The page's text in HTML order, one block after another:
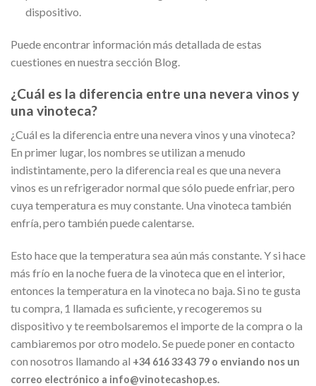
dispositivo.
Puede encontrar información más detallada de estas
cuestiones en nuestra sección Blog.
¿Cuál es la diferencia entre una nevera vinos y
una vinoteca?
¿Cuál es la diferencia entre una nevera vinos y una vinoteca?
En primer lugar, los nombres se utilizan a menudo
indistintamente, pero la diferencia real es que una nevera
vinos es un refrigerador normal que sólo puede enfriar, pero
cuya temperatura es muy constante. Una vinoteca también
enfría, pero también puede calentarse.
Esto hace que la temperatura sea aún más constante. Y si hace
más frío en la noche fuera de la vinoteca que en el interior,
entonces la temperatura en la vinoteca no baja. Si no te gusta
tu compra, 1 llamada es suficiente, y recogeremos su
dispositivo y te reembolsaremos el importe de la compra o la
cambiaremos por otro modelo. Se puede poner en contacto
con nosotros llamando al +34 616 33 43 79 o enviando nos un
correo electrónico a info@vinotecashop.es.